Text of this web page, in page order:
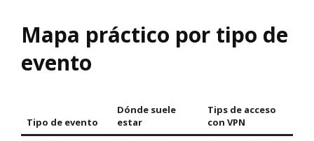
Mapa práctico por tipo de
evento
Tipo de evento
Dónde suele
estar
Tips de acceso
con VPN